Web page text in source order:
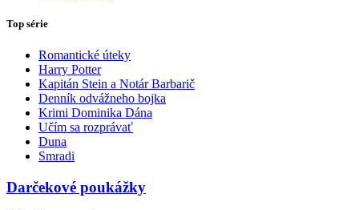
Top série
Romantické úteky
Harry Potter
Kapitán Stein a Notár Barbarič
Denník odvážneho bojka
Krimi Dominika Dána
Učím sa rozprávať
Duna
Smradi
Darčekové poukážky